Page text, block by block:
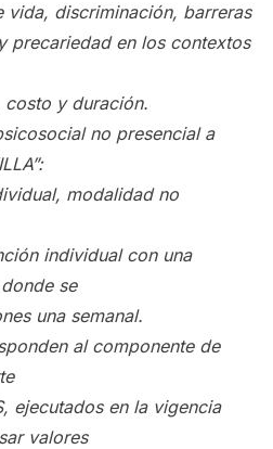
vida, discriminación, barreras
precariedad en los contextos
y duración.
no presencial a
modalidad no
individual con una
se
una semanal.
al componente de
ejecutados en la vigencia
valores